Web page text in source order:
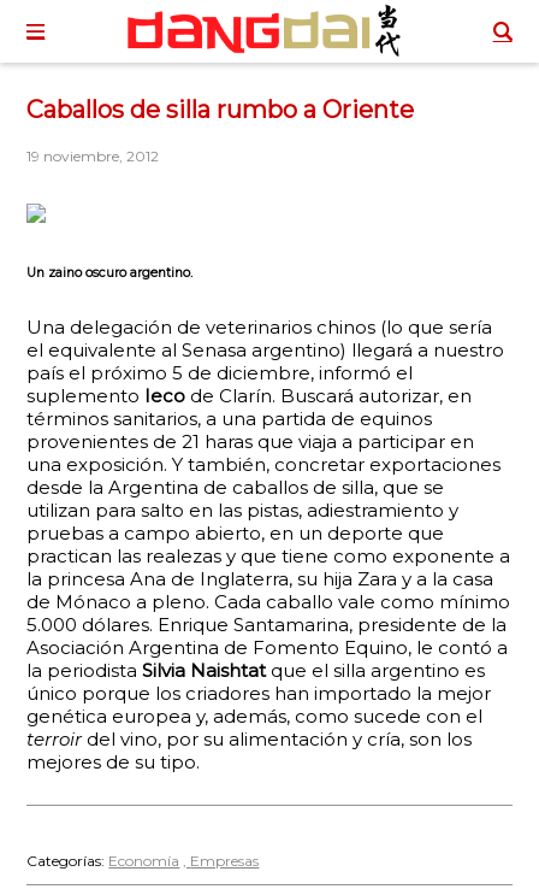
Caballos de silla rumbo a Oriente
19 noviembre, 2012
Un zaino oscuro argentino.
Una delegación de veterinarios chinos (lo que sería
el equivalente al Senasa argentino) llegará a nuestro
país el próximo 5 de diciembre, informó el
suplemento Ieco de Clarín. Buscará autorizar, en
términos sanitarios, a una partida de equinos
provenientes de 21 haras que viaja a participar en
una exposición. Y también, concretar exportaciones
desde la Argentina de caballos de silla, que se
utilizan para salto en las pistas, adiestramiento y
pruebas a campo abierto, en un deporte que
practican las realezas y que tiene como exponente a
la princesa Ana de Inglaterra, su hija Zara y a la casa
de Mónaco a pleno. Cada caballo vale como mínimo
5.000 dólares. Enrique Santamarina, presidente de la
Asociación Argentina de Fomento Equino, le contó a
la periodistaSilvia Naishtatque el silla argentino es
único porque los criadores han importado la mejor
genética europea y, además, como sucede con el
terroirdel vino, por su alimentación y cría, son los
mejores de su tipo.
Categorías: Economía Empresas